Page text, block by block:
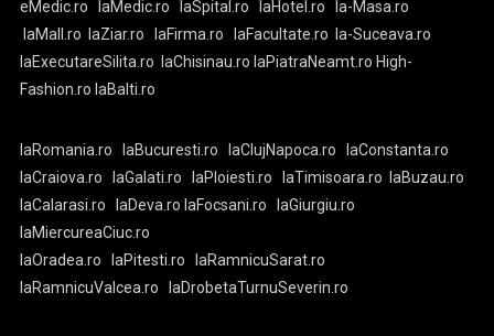
eMedic.ro laMedic.ro laSpital.ro laHotel.ro
la-Masa.ro
laMall.ro
laZiar.ro laFirma.ro laFacultate.ro
la-Suceava.ro
laExecutareSilita.ro
laChisinau.ro laPiatraNeamt.ro High-
Fashion.ro laBalti.ro
laRomania.ro laBucuresti.ro laClujNapoca.ro
laConstanta.ro
laCraiova.ro
laGalati.ro laPloiesti.ro laTimisoara.ro
laBuzau.ro
laCalarasi.ro
laDeva.ro laFocsani.ro
laGiurgiu.ro
laMiercureaCiuc.ro
laOradea.ro
laPitesti.ro
laRamnicuSarat.ro
laRamnicuValcea.ro
laDrobetaTurnuSeverin.ro